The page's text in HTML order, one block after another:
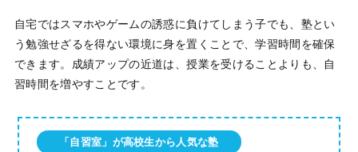
自宅ではスマホやゲームの誘惑に負けてしまう子でも、塾とい
う勉強せざるを得ない環境に身を置くことで、学習時間を確保
できます。成績アップの近道は、授業を受けることよりも、自
習時間を増やすことです。
「自習室」が高校生から人気な塾